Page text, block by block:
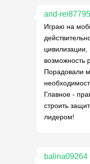
and-rei87795
Играю на
цивилизации,
возможность
Порадовали
Главное -
строить
лидером!
balina09264